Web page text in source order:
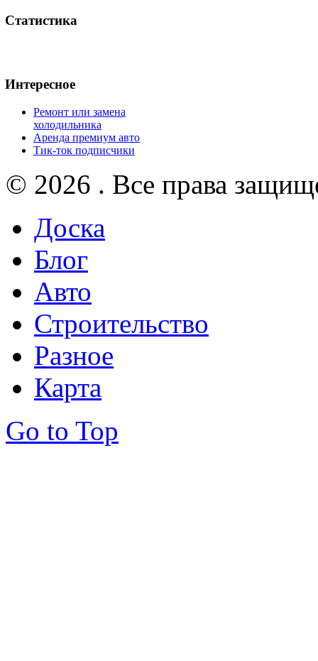
Статистика
Интересное
Ремонт или замена
холодильника
Аренда премиум авто
Тик-ток подписчики
© 2026 . Все права
Доска
Блог
Авто
Строительство
Разное
Карта
Go to Top